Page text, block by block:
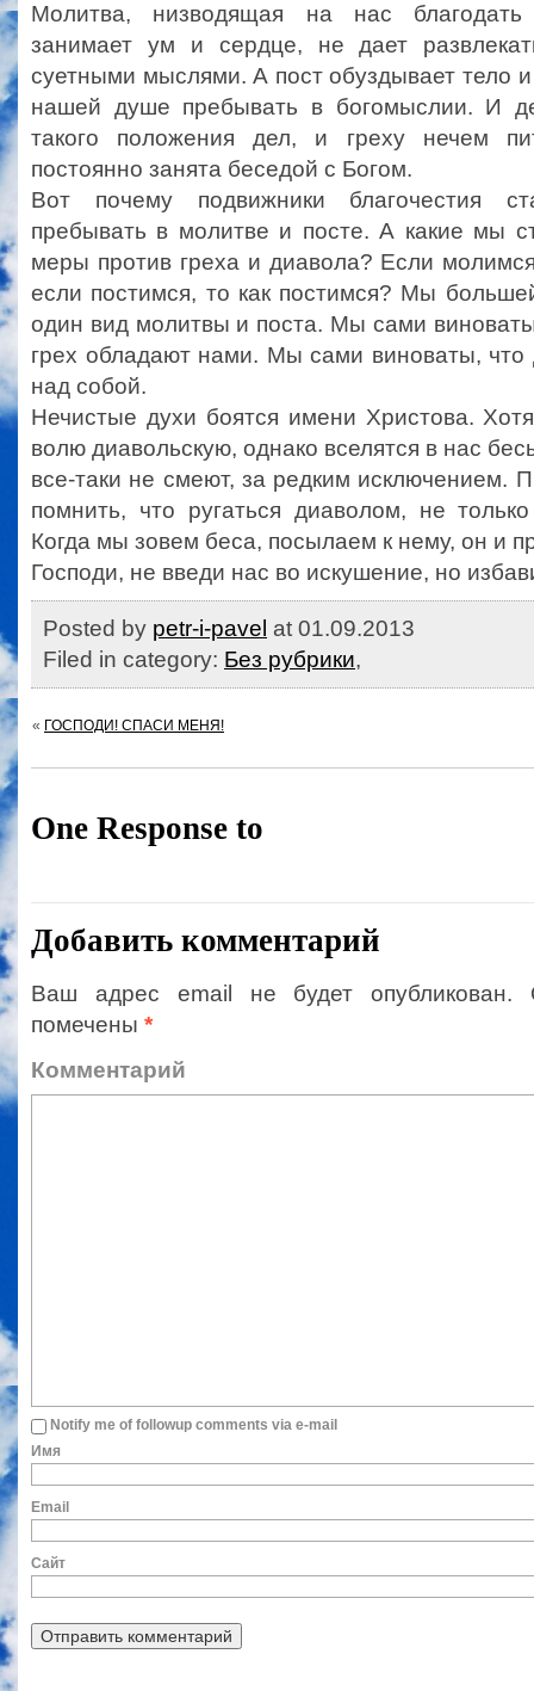
Молитва, низводящая на нас
занимает ум и сердце, не дает
суетными мыслями. А пост обуздывает тело
нашей душе пребывать в богомыслии. И
такого положения дел, и греху нечем
постоянно занята беседой с Богом.
Вот почему подвижники благочестия
пребывать в молитве и посте. А какие мы
меры против греха и диавола? Если
если постимся, то как постимся? Мы
один вид молитвы и поста. Мы сами
грех обладают нами. Мы сами виноваты,
над собой.
Нечистые духи боятся имени Христова.
волю диавольскую, однако вселятся в нас
все-таки не смеют, за редким исключением.
помнить, что ругаться диаволом, не
Когда мы зовем беса, посылаем к нему, он и
Господи, не введи нас во искушение, но
Posted by petr-i-pavel at 01.09.2013
Filed in category: Без рубрики,
« ГОСПОДИ! СПАСИ МЕНЯ!
One Response to
Добавить комментарий
Ваш адрес email не будет опубликован.
помечены *
Notify me of followup comments via e-mail
Сайт